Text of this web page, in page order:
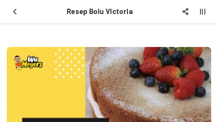
Resep Bolu Victoria